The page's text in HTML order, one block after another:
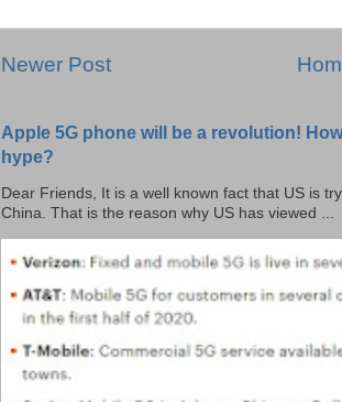
Newer Post
Apple 5G phone will be a revolution!
hype?
Dear Friends, It is a well known fact that US is
China. That is the reason why US has viewed ...